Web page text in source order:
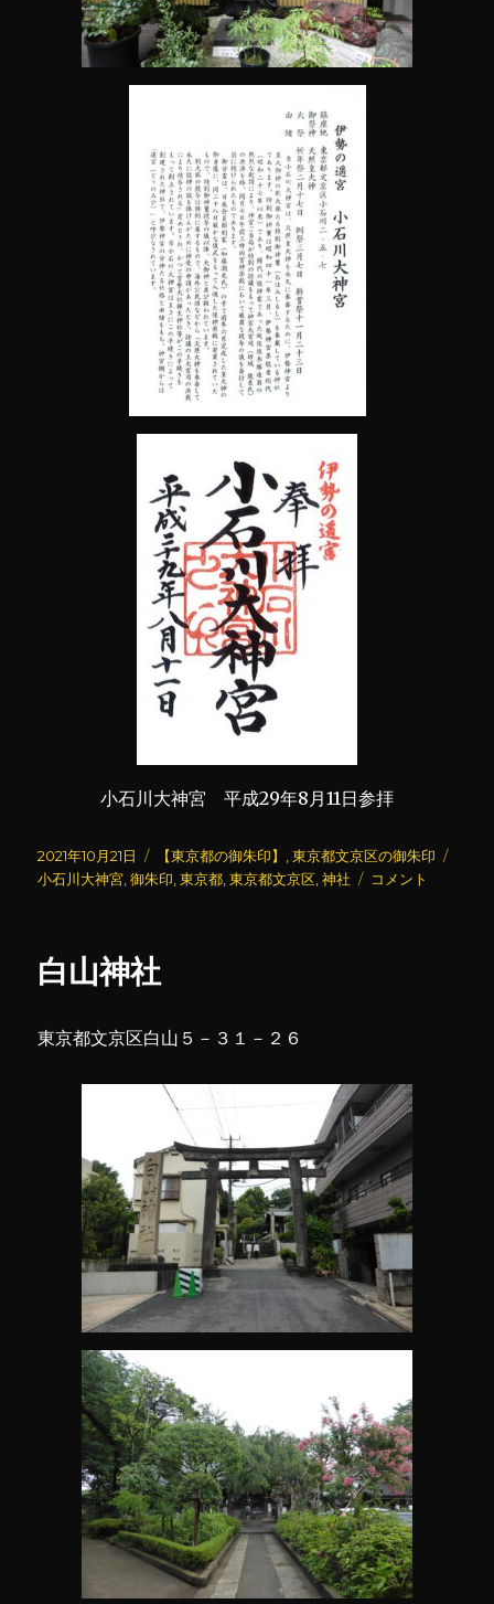
小石川大神宮 平成29年8月11日参拝
投
稿
2021年10月21日
カ
テ
【東京都の御朱印】 ,東京都文京区の御朱印
小石川大神宮 ,御朱印 ,東京都 ,東京都文京区 ,神社
小
コメント
白山神社
東京都文京区白山５－３１－２６